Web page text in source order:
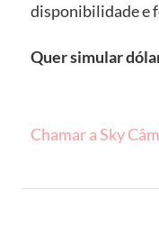
disponibilidade e
Quer simular
Chamar a Sky